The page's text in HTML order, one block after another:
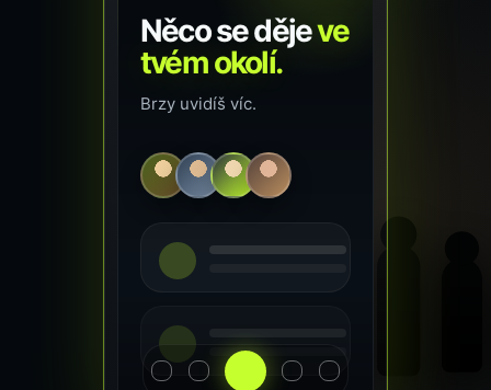
Něco se dějeve
tvém okolí.
Brzy uvidíš víc.